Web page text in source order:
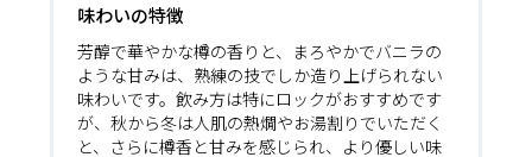
味わいの特徴
芳醇で華やかな樽の香りと、まろやかでバニラの
ような甘みは、熟練の技でしか造り上げられない
味わいです。飲み方は特にロックがおすすめです
が、秋から冬は人肌の熱燗やお湯割りでいただく
と、さらに樽香と甘みを感じられ、より優しい味